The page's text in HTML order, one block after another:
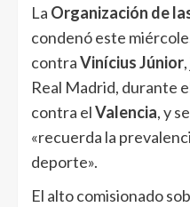
La Organización de
condenó este
contraVinícius Júnior
Real Madrid, durante
contra elValencia, y
«recuerda la
deporte».
El alto comisionado